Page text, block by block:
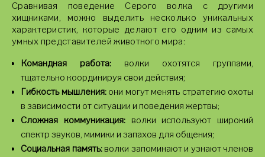
Сравнивая поведение Серого волка с другими
хищниками, можно выделить несколько уникальных
характеристик, которые делают его одним из самых
умных представителей животного мира:
Командная работа: волки охотятся группами,
тщательно координируя свои действия;
Гибкость мышления:они могут менять стратегию охоты
в зависимости от ситуации и поведения жертвы;
Сложная коммуникация:волки используют широкий
спектр звуков, мимики и запахов для общения;
Социальная память:волки запоминают и узнают членов